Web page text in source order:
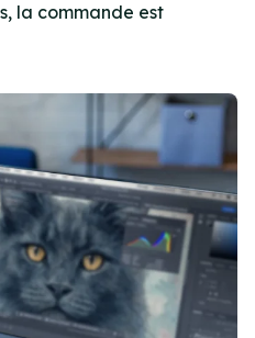
la commande est